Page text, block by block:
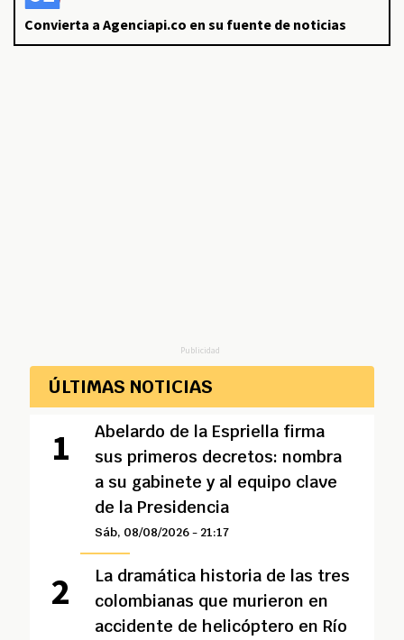
Convierta a Agenciapi.co en su fuente de noticias
Publicidad
ÚLTIMAS NOTICIAS
Abelardo de la Espriella firma
sus primeros decretos: nombra
a su gabinete y al equipo clave
de la Presidencia
Sáb, 08/08/2026 - 21:17
La dramática historia de las tres
colombianas que murieron en
accidente de helicóptero en Río